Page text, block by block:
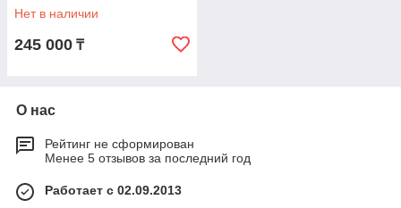
Нет в наличии
245 000 ₸
О нас
Рейтинг не сформирован
Менее 5 отзывов за последний год
Работает с 02.09.2013